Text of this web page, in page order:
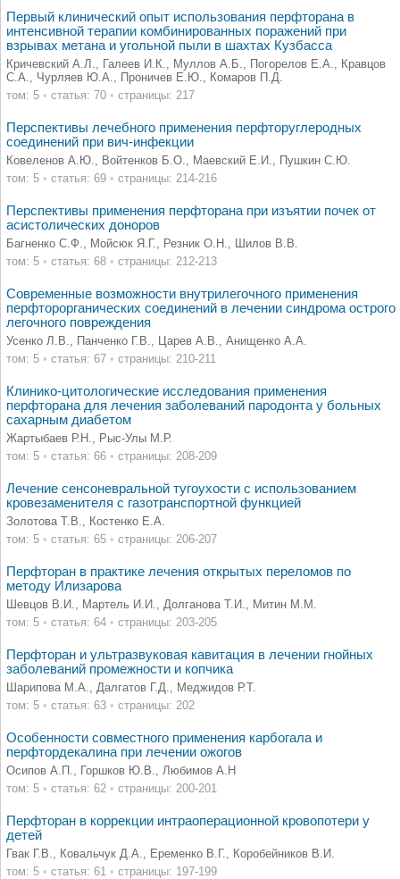
Первый клинический опыт использования перфторана в
интенсивной терапии комбинированных поражений при
взрывах метана и угольной пыли в шахтах Кузбасса
Кричевский А.Л., Галеев И.К., Муллов А.Б., Погорелов Е.А., Кравцов
С.А., Чурляев Ю.А., Проничев Е.Ю., Комаров П.Д.
том: 5 • статья: 70 • страницы: 217
Перспективы лечебного применения перфторуглеродных
соединений при вич-инфекции
Ковеленов А.Ю., Войтенков Б.О., Маевский Е.И., Пушкин С.Ю.
том: 5 • статья: 69 • страницы: 214-216
Перспективы применения перфторана при изъятии почек от
асистолических доноров
Багненко С.Ф., Мойсюк Я.Г., Резник О.Н., Шилов В.В.
том: 5 • статья: 68 • страницы: 212-213
Современные возможности внутрилегочного применения
перфторорганических соединений в лечении синдрома острого
легочного повреждения
Усенко Л.В., Панченко Г.В., Царев А.В., Анищенко А.А.
том: 5 • статья: 67 • страницы: 210-211
Клинико-цитологические исследования применения
перфторана для лечения заболеваний пародонта у больных
сахарным диабетом
Жартыбаев Р.Н., Рыс-Улы М.Р.
том: 5 • статья: 66 • страницы: 208-209
Лечение сенсоневральной тугоухости с использованием
кровезаменителя с газотранспортной функцией
Золотова Т.В., Костенко Е.А.
том: 5 • статья: 65 • страницы: 206-207
Перфторан в практике лечения открытых переломов по
методу Илизарова
Шевцов В.И., Мартель И.И., Долганова Т.И., Митин М.М.
том: 5 • статья: 64 • страницы: 203-205
Перфторан и ультразвуковая кавитация в лечении гнойных
заболеваний промежности и копчика
Шарипова М.А., Далгатов Г.Д., Меджидов Р.Т.
том: 5 • статья: 63 • страницы: 202
Особенности совместного применения карбогала и
перфтордекалина при лечении ожогов
Осипов А.П., Горшков Ю.В., Любимов А.Н
том: 5 • статья: 62 • страницы: 200-201
Перфторан в коррекции интраоперационной кровопотери у
детей
Гвак Г.В., Ковальчук Д.А., Еременко В.Г., Коробейников В.И.
том: 5 • статья: 61 • страницы: 197-199